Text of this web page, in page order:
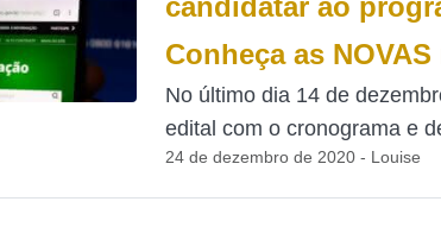
candidatar ao
Conheça as
No último dia 14 de
edital com o cronograma e
24 de dezembro de 2020 - Louise